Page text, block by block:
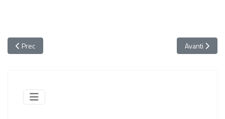
Articolo precedente: 077. Mela agostana
Prec Articolo
Avanti